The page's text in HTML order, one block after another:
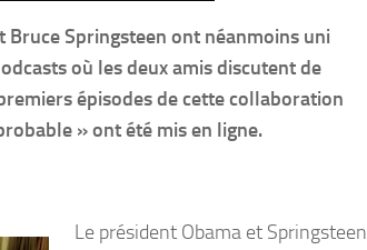
Bruce Springsteen ont néanmoins uni
où les deux amis discutent de
épisodes de cette collaboration
» ont été mis en ligne.
Le président Obama et Springsteen